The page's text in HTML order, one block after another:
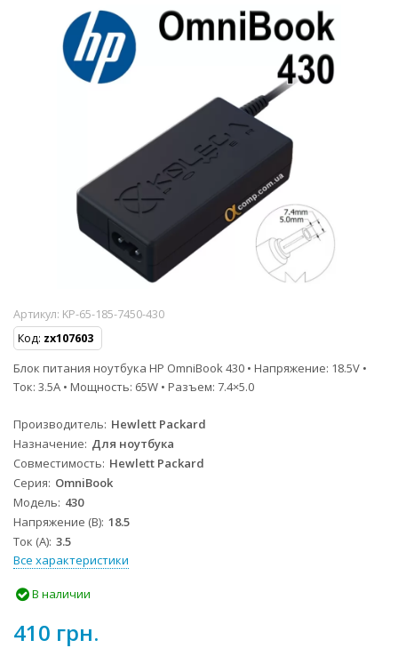
Артикул: KP-65-185-7450-430
Код: zx107603
Блок питания ноутбука HP OmniBook 430 • Напряжение: 18.5V •
Ток: 3.5A • Мощность: 65W • Разъем: 7.4×5.0
Производитель Hewlett Packard
Назначение Для ноутбука
Совместимость Hewlett Packard
Серия OmniBook
Модель 430
Напряжение (В) 18.5
Ток (А) 3.5
Все характеристики
В наличии
410 грн.